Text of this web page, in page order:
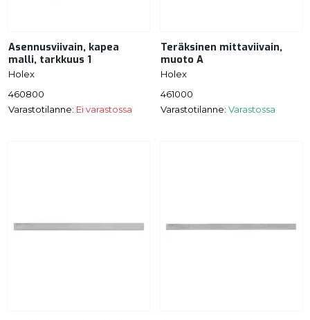
Asennusviivain, kapea
malli, tarkkuus 1
Holex
460800
Varastotilanne: Ei varastossa
Teräksinen mittaviivain,
muoto A
Holex
461000
Varastotilanne: Varastossa